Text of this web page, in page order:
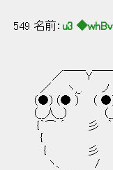
549 名前： u3
／￣￣Y￣￣
／ ヽ,_. ノ
（●）（● ） （ ●
（__人__） （__
{｀⌒ ´ 彡 ｀
{
{ 彡
ヽ、 /